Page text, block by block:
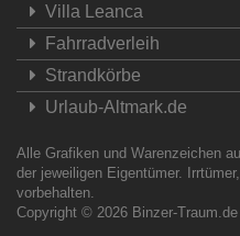
Villa Leanca
Fahrradverleih
Strandkörbe
Urlaub-Altmark.de
Alle Grafiken und Warenzeichen
der jeweiligen Eigentümer.
vorbehalten.
Copyright © 2026 Binzer-Traum.de